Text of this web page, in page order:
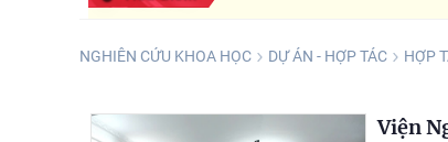
NGHIÊN CỨU KHOA HỌC DỰ ÁN - HỢP TÁC HỢP
Viện